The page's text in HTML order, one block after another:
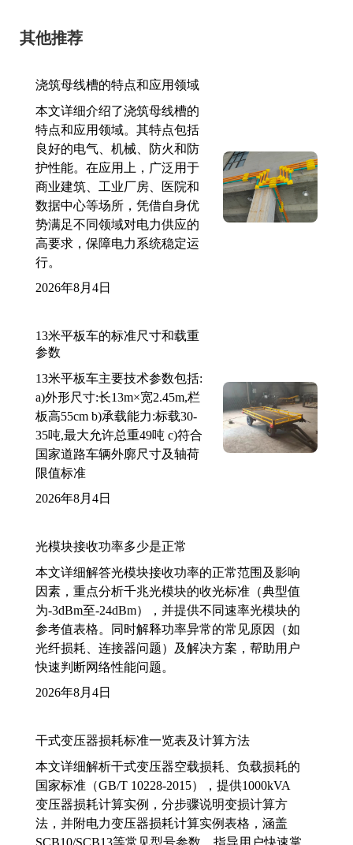
其他推荐
浇筑母线槽的特点和应用领域
本文详细介绍了浇筑母线槽的
特点和应用领域。其特点包括
良好的电气、机械、防火和防
护性能。在应用上，广泛用于
商业建筑、工业厂房、医院和
数据中心等场所，凭借自身优
势满足不同领域对电力供应的
高要求，保障电力系统稳定运
行。
2026年8月4日
13米平板车的标准尺寸和载重
参数
13米平板车主要技术参数包括:
a)外形尺寸:长13m×宽2.45m,栏
板高55cm b)承载能力:标载30-
35吨,最大允许总重49吨 c)符合
国家道路车辆外廓尺寸及轴荷
限值标准
2026年8月4日
光模块接收功率多少是正常
本文详细解答光模块接收功率的正常范围及影响
因素，重点分析千兆光模块的收光标准（典型值
为-3dBm至-24dBm），并提供不同速率光模块的
参考值表格。同时解释功率异常的常见原因（如
光纤损耗、连接器问题）及解决方案，帮助用户
快速判断网络性能问题。
2026年8月4日
干式变压器损耗标准一览表及计算方法
本文详细解析干式变压器空载损耗、负载损耗的
国家标准（GB/T 10228-2015），提供1000kVA
变压器损耗计算实例，分步骤说明变损计算方
法，并附电力变压器损耗计算实例表格，涵盖
SCB10/SCB13等常见型号参数，指导用户快速掌